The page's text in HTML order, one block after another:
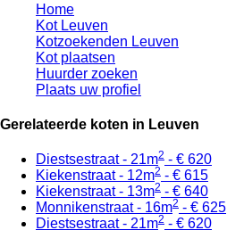
Home
Kot Leuven
Kotzoekenden Leuven
Kot plaatsen
Huurder zoeken
Plaats uw profiel
Gerelateerde koten in Leuven
Diestsestraat - 21m2 - € 620
Kiekenstraat - 12m2 - € 615
Kiekenstraat - 13m2 - € 640
Monnikenstraat - 16m2 - € 625
Diestsestraat - 21m2 - € 620